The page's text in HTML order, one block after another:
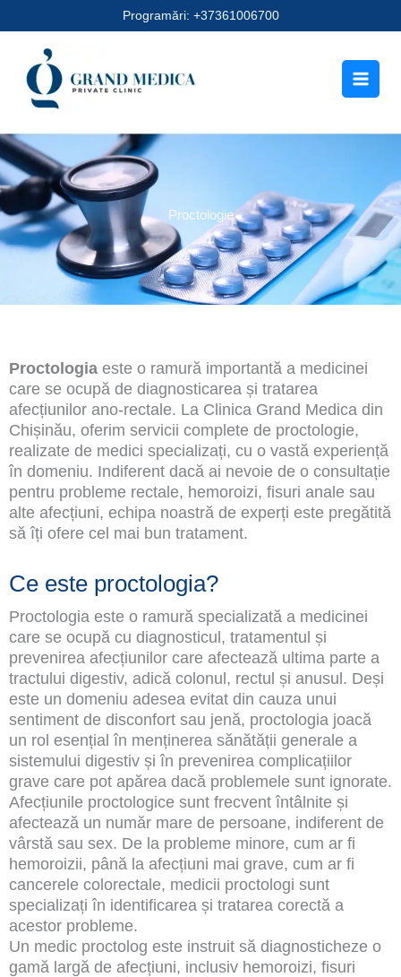
to
Programări: +37361006700
Proctologie
Proctologia este o ramură importantă a medicinei
care se ocupă de diagnosticarea și tratarea
afecțiunilor ano-rectale. La Clinica Grand Medica din
Chișinău, oferim servicii complete de proctologie,
realizate de medici specializați, cu o vastă experiență
în domeniu. Indiferent dacă ai nevoie de o consultație
pentru probleme rectale, hemoroizi, fisuri anale sau
alte afecțiuni, echipa noastră de experți este pregătită
să îți ofere cel mai bun tratament.
Ce este proctologia?
Proctologia este o ramură specializată a medicinei
care se ocupă cu diagnosticul, tratamentul și
prevenirea afecțiunilor care afectează ultima parte a
tractului digestiv, adică colonul, rectul și anusul. Deși
este un domeniu adesea evitat din cauza unui
sentiment de disconfort sau jenă, proctologia joacă
un rol esențial în menținerea sănătății generale a
sistemului digestiv și în prevenirea complicațiilor
grave care pot apărea dacă problemele sunt ignorate.
Afecțiunile proctologice sunt frecvent întâlnite și
afectează un număr mare de persoane, indiferent de
vârstă sau sex. De la probleme minore, cum ar fi
hemoroizii, până la afecțiuni mai grave, cum ar fi
cancerele colorectale, medicii proctologi sunt
specializați în identificarea și tratarea corectă a
acestor probleme.
Un medic proctolog este instruit să diagnosticheze o
gamă largă de afecțiuni, inclusiv hemoroizi, fisuri